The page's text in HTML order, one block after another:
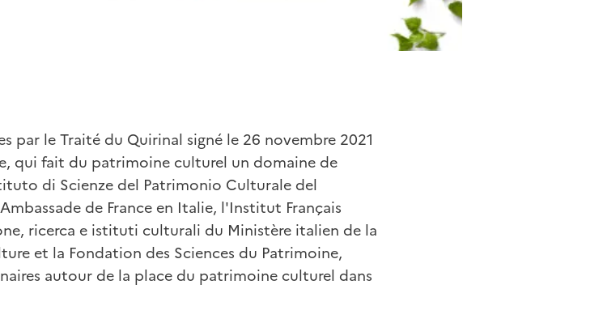
par le Traité du Quirinal signé le 26 novembre 2021
qui fait du patrimoine culturel un domaine de
di Scienze del Patrimonio Culturale del
de France en Italie, l'Institut Français
ricerca e istituti culturali du Ministère italien de la
et la Fondation des Sciences du Patrimoine,
autour de la place du patrimoine culturel dans